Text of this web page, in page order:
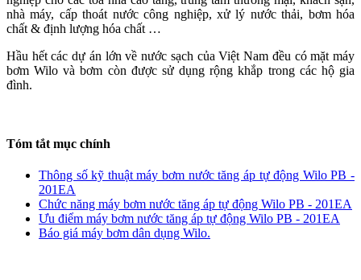
nhà máy, cấp thoát nước công nghiệp, xử lý nước thải, bơm hóa
chất & định lượng hóa chất …
Hầu hết các dự án lớn về nước sạch của Việt Nam đều có mặt máy
bơm Wilo và bơm còn được sử dụng rộng khắp trong các hộ gia
đình.
Tóm tắt mục chính
Thông số kỹ thuật máy bơm nước tăng áp tự động Wilo PB -
201EA
Chức năng máy bơm nước tăng áp tự động Wilo PB - 201EA
Ưu điểm máy bơm nước tăng áp tự động Wilo PB - 201EA
Báo giá máy bơm dân dụng Wilo.